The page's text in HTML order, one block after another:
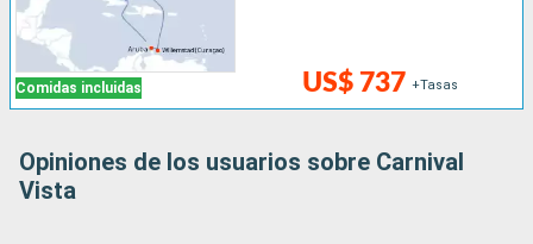
Comidas incluidas US$ 737 +Tasas
Opiniones de los usuarios sobre Carnival
Vista